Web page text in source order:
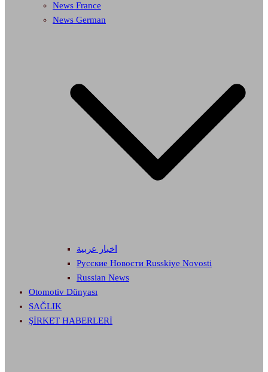
News France
News German
اخبار عربية
Русские Новости Russkiye Novosti
Russian News
Otomotiv Dünyası
SAĞLIK
ŞİRKET HABERLERİ